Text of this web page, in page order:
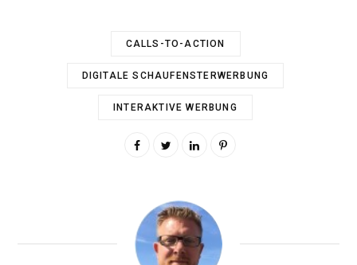
CALLS-TO-ACTION
DIGITALE SCHAUFENSTERWERBUNG
INTERAKTIVE WERBUNG